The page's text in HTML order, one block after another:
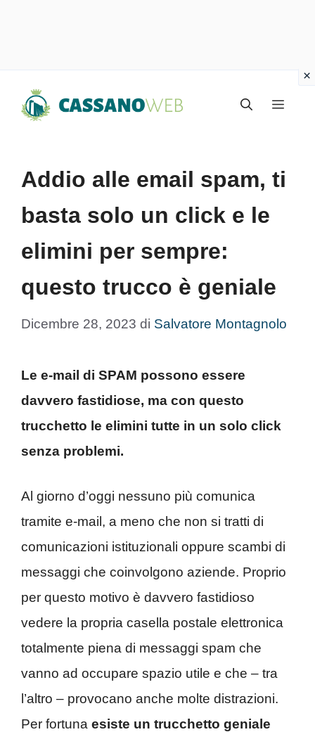
Menu
Addio alle email spam, ti
basta solo un click e le
elimini per sempre:
questo trucco è geniale
Dicembre 28, 2023 di Salvatore Montagnolo
Le e-mail di SPAM possono essere
davvero fastidiose, ma con questo
trucchetto le elimini tutte in un solo click
senza problemi.
Al giorno d’oggi nessuno più comunica
tramite e-mail, a meno che non si tratti di
comunicazioni istituzionali oppure scambi di
messaggi che coinvolgono aziende. Proprio
per questo motivo è davvero fastidioso
vedere la propria casella postale elettronica
totalmente piena di messaggi spam che
vanno ad occupare spazio utile e che – tra
l’altro – provocano anche molte distrazioni.
Per fortuna esiste un trucchetto geniale